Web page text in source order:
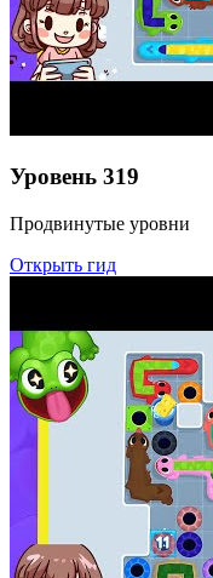
Уровень 319
Продвинутые уровни
Открыть гид